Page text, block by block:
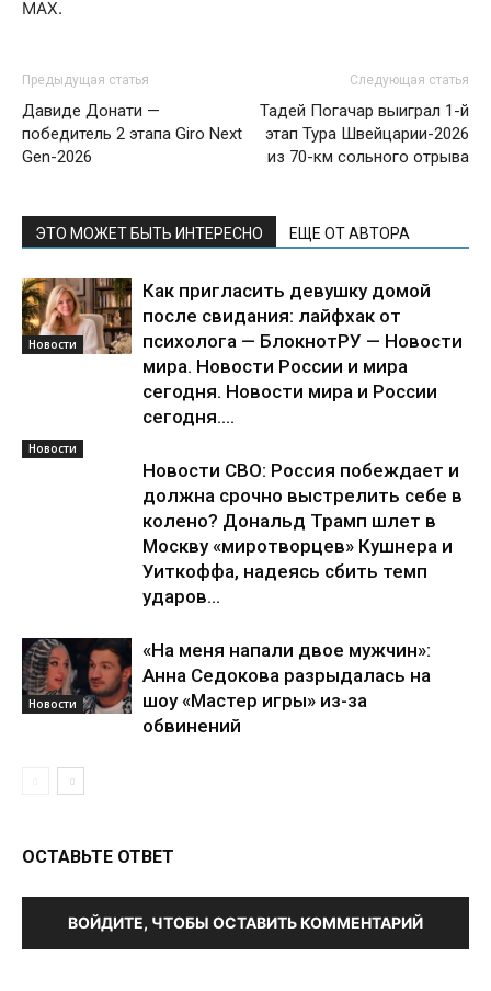
MAX.
Предыдущая статья
Давиде Донати —
победитель 2 этапа Giro Next
Gen-2026
Следующая статья
Тадей Погачар выиграл 1-й
этап Тура Швейцарии-2026
из 70-км сольного отрыва
ЭТО МОЖЕТ БЫТЬ ИНТЕРЕСНО ЕЩЕ ОТ АВТОРА
Новости
Как пригласить девушку домой
после свидания: лайфхак от
психолога — БлокнотРУ — Новости
мира. Новости России и мира
сегодня. Новости мира и России
сегодня....
Новости
Новости СВО: Россия побеждает и
должна срочно выстрелить себе в
колено? Дональд Трамп шлет в
Москву «миротворцев» Кушнера и
Уиткоффа, надеясь сбить темп
ударов...
Новости
«На меня напали двое мужчин»:
Анна Седокова разрыдалась на
шоу «Мастер игры» из-за
обвинений
ОСТАВЬТЕ ОТВЕТ
ВОЙДИТЕ, ЧТОБЫ ОСТАВИТЬ КОММЕНТАРИЙ